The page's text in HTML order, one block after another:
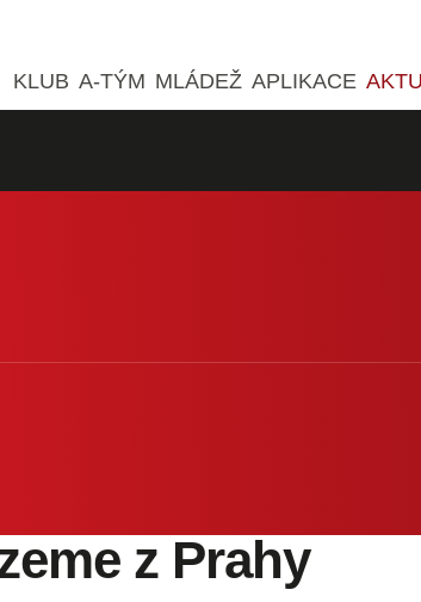
KLUB A-TÝM MLÁDEŽ APLIKACE
z Prahy